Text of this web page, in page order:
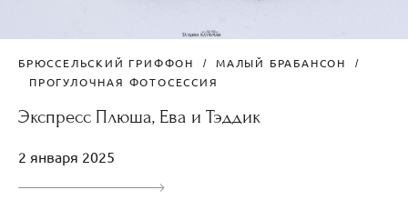
БРЮССЕЛЬСКИЙ ГРИФФОН
МАЛЫЙ БРАБАНСОН
ПРОГУЛОЧНАЯ ФОТОСЕССИЯ
Экспресс Плюша, Ева и Тэддик
2 января 2025